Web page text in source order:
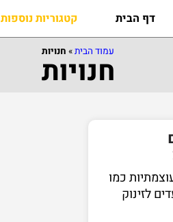
דף הבית קטגוריות נוספות
עמוד הבית» חנויות
חנויות
כמו
לזינוק